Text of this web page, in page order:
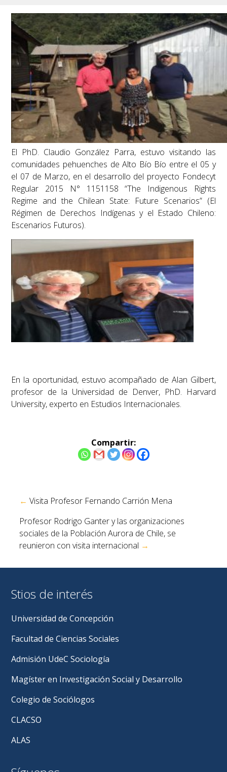
El PhD. Claudio González Parra, estuvo visitando las
comunidades pehuenches de Alto Bío Bío entre el 05 y
el 07 de Marzo, en el desarrollo del proyecto Fondecyt
Regular 2015 N° 1151158 “The Indigenous Rights
Regime and the Chilean State: Future Scenarios” (El
Régimen de Derechos Indígenas y el Estado Chileno:
Escenarios Futuros).
En la oportunidad, estuvo acompañado de Alan Gilbert,
profesor de la Universidad de Denver, PhD. Harvard
University, experto en Estudios Internacionales.
Compartir:
entradas
← Visita Profesor Fernando Carrión Mena
Profesor Rodrigo Ganter y las organizaciones
sociales de la Población Aurora de Chile, se
reunieron con visita internacional →
Stios de interés
Universidad de Concepción
Facultad de Ciencias Sociales
Admisión UdeC Sociología
Magíster en Investigación Social y Desarrollo
Colegio de Sociólogos
CLACSO
ALAS